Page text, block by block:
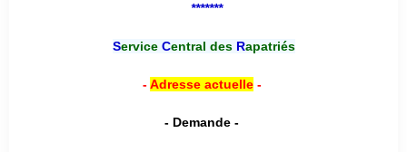
*******
Service Central desRapatriés
-Adresse actuelle-
- Demande -